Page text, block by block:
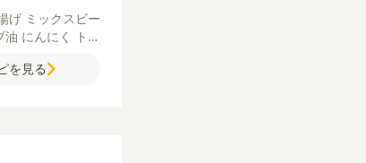
げ ミックスビー
油 にんにく
トマ
ょうお好みで
を見る